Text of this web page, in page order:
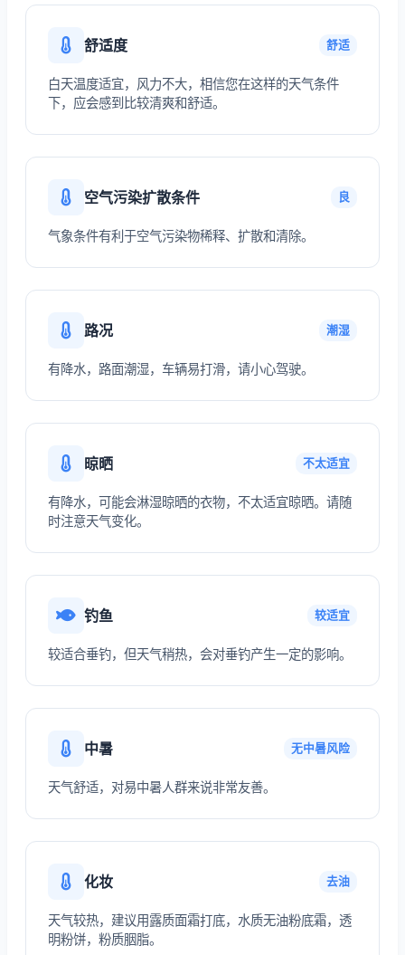
舒适度 舒适
白天温度适宜，风力不大，相信您在这样的天气条件
下，应会感到比较清爽和舒适。
空气污染扩散条件 良
气象条件有利于空气污染物稀释、扩散和清除。
路况 潮湿
有降水，路面潮湿，车辆易打滑，请小心驾驶。
晾晒 不太适宜
有降水，可能会淋湿晾晒的衣物，不太适宜晾晒。请随
时注意天气变化。
钓鱼 较适宜
较适合垂钓，但天气稍热，会对垂钓产生一定的影响。
中暑 无中暑风险
天气舒适，对易中暑人群来说非常友善。
化妆 去油
天气较热，建议用露质面霜打底，水质无油粉底霜，透
明粉饼，粉质胭脂。